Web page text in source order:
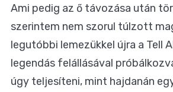
Ami pedig az ő távozása után
szerintem nem szorul túlzott
legutóbbi lemezükkel újra a Tell
legendás felállásával
úgy teljesíteni, mint hajdanán